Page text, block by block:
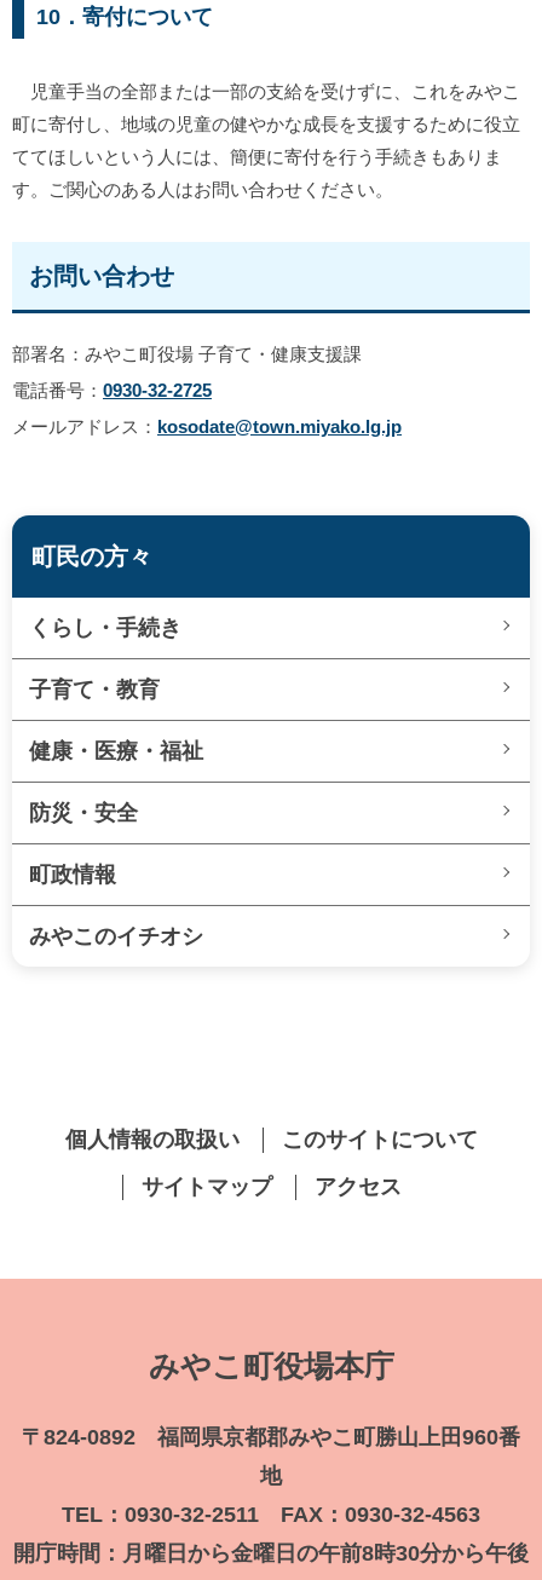
10．寄付について
児童手当の全部または一部の支給を受けずに、これをみやこ
町に寄付し、地域の児童の健やかな成長を支援するために役立
ててほしいという人には、簡便に寄付を行う手続きもありま
す。ご関心のある人はお問い合わせください。
お問い合わせ
部署名：みやこ町役場 子育て・健康支援課
電話番号： 0930-32-2725
メールアドレス： kosodate@town.miyako.lg.jp
町民の方々
くらし・手続き
子育て・教育
健康・医療・福祉
防災・安全
町政情報
みやこのイチオシ
個人情報の取扱い
このサイトについて
サイトマップ
アクセス
みやこ町役場本庁
〒824-0892 福岡県京都郡みやこ町勝山上田960番
地
TEL：0930-32-2511 FAX：0930-32-4563
開庁時間：月曜日から金曜日の午前8時30分から午後